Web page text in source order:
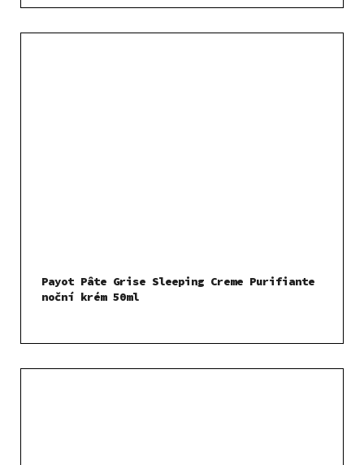
Payot Pâte Grise Sleeping Creme Purifiante
noční krém 50ml